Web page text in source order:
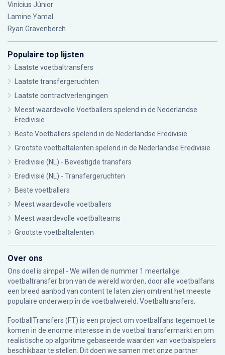
Vinícius Júnior
Lamine Yamal
Ryan Gravenberch
Populaire top lijsten
Laatste voetbaltransfers
Laatste transfergeruchten
Laatste contractverlengingen
Meest waardevolle Voetballers spelend in de Nederlandse
Eredivisie
Beste Voetballers spelend in de Nederlandse Eredivisie
Grootste voetbaltalenten spelend in de Nederlandse Eredivisie
Eredivisie (NL) - Bevestigde transfers
Eredivisie (NL) - Transfergeruchten
Beste voetballers
Meest waardevolle voetballers
Meest waardevolle voetbalteams
Grootste voetbaltalenten
Over ons
Ons doel is simpel - We willen de nummer 1 meertalige
voetbaltransfer bron van de wereld worden, door alle voetbalfans
een breed aanbod van content te laten zien omtrent het meeste
populaire onderwerp in de voetbalwereld: Voetbaltransfers.
FootballTransfers (FT) is een project om voetbalfans tegemoet te
komen in de enorme interesse in de voetbal transfermarkt en om
realistische op algoritme gebaseerde waarden van voetbalspelers
beschikbaar te stellen. Dit doen we samen met onze partner